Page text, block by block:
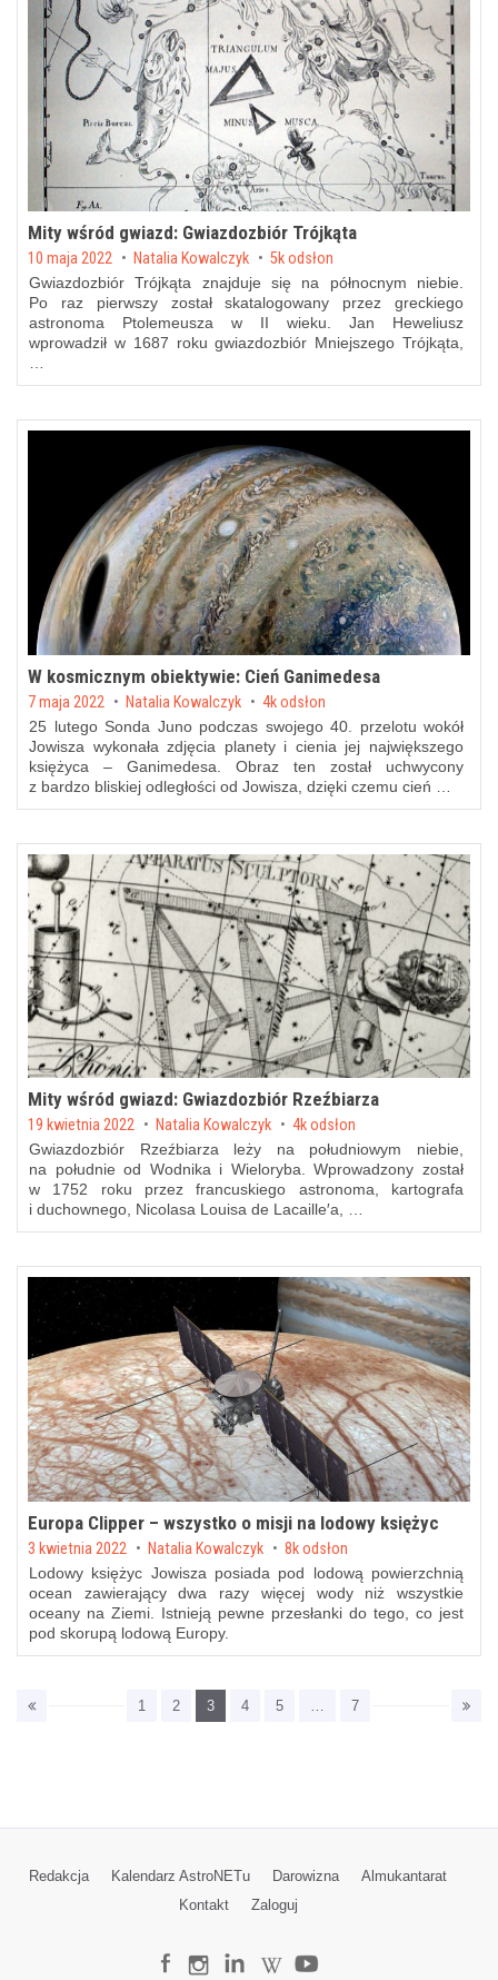
Mity wśród gwiazd: Gwiazdozbiór Trójkąta
Posted on
10 maja 2022 by Natalia Kowalczyk 5k odsłon
Gwiazdozbiór Trójkąta znajduje się na północnym niebie.
Po raz pierwszy został skatalogowany przez greckiego
astronoma Ptolemeusza w II wieku. Jan Heweliusz
wprowadził w 1687 roku gwiazdozbiór Mniejszego Trójkąta,
…
W kosmicznym obiektywie: Cień Ganimedesa
Posted on
7 maja 2022 by Natalia Kowalczyk 4k odsłon
25 lutego Sonda Juno podczas swojego 40. przelotu wokół
Jowisza wykonała zdjęcia planety i cienia jej największego
księżyca – Ganimedesa. Obraz ten został uchwycony
z bardzo bliskiej odległości od Jowisza, dzięki czemu cień …
Mity wśród gwiazd: Gwiazdozbiór Rzeźbiarza
Posted on
19 kwietnia 2022 by Natalia Kowalczyk 4k odsłon
Gwiazdozbiór Rzeźbiarza leży na południowym niebie,
na południe od Wodnika i Wieloryba. Wprowadzony został
w 1752 roku przez francuskiego astronoma, kartografa
i duchownego, Nicolasa Louisa de Lacaille′a, …
Europa Clipper – wszystko o misji na lodowy księżyc
Posted on
3 kwietnia 2022 by Natalia Kowalczyk 8k odsłon
Lodowy księżyc Jowisza posiada pod lodową powierzchnią
ocean zawierający dwa razy więcej wody niż wszystkie
oceany na Ziemi. Istnieją pewne przesłanki do tego, co jest
pod skorupą lodową Europy.
1 2 3 4 5 … 7
Redakcja Kalendarz AstroNETu Darowizna
Almukantarat
Kontakt
Zaloguj